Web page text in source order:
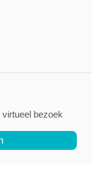
bezoek